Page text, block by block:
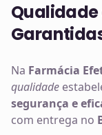
Qualidade
Na Farmácia
qualidade
segurança e
com entrega no